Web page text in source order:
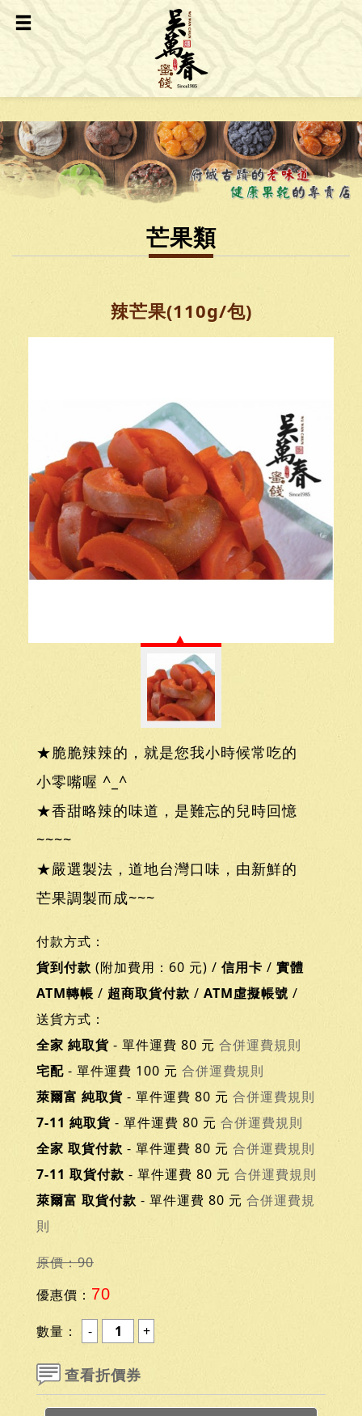
芒果類
辣芒果(110g/包)
★脆脆辣辣的，就是您我小時候常吃的
小零嘴喔 ^_^
★香甜略辣的味道，是難忘的兒時回憶
~~~~
★嚴選製法，道地台灣口味，由新鮮的
芒果調製而成~~~
付款方式：
貨到付款 (附加費用：60 元) / 信用卡 / 實體
ATM轉帳 / 超商取貨付款 / ATM虛擬帳號 /
送貨方式：
全家 純取貨 - 單件運費 80 元 合併運費規則
宅配 - 單件運費 100 元 合併運費規則
萊爾富 純取貨 - 單件運費 80 元 合併運費規則
7-11 純取貨 - 單件運費 80 元 合併運費規則
全家 取貨付款 - 單件運費 80 元 合併運費規則
7-11 取貨付款 - 單件運費 80 元 合併運費規則
萊爾富 取貨付款 - 單件運費 80 元 合併運費規
則
原價：90
優惠價： 70
數量：
查看折價券